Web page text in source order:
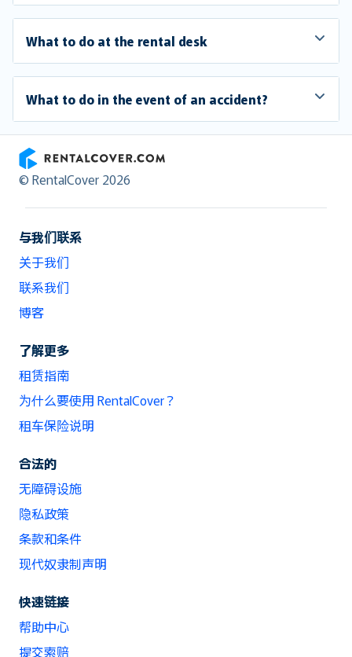
What to do at the rental desk
What to do in the event of an accident?
RentalCover
© RentalCover 2026
与我们联系
关于我们
联系我们
博客
了解更多
租赁指南
为什么要使用 RentalCover？
租车保险说明
合法的
无障碍设施
隐私政策
条款和条件
现代奴隶制声明
快速链接
帮助中心
提交索赔